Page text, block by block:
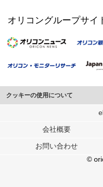
オリコングループサイ
クッキーの使用について
このサイトでは Cookie を使用し
行っています。
メディアや広告配信、データ解析
各パートナーは、この情報とユー
ユーザーが各パートナーのサービ
会社概要
お問い合わせ
©